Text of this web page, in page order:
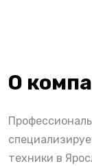
О
техники в